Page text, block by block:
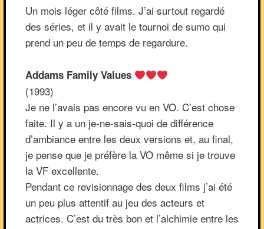
Un mois léger côté films. J’ai surtout regardé
des séries, et il y avait le tournoi de sumo qui
prend un peu de temps de regardure.
Addams Family Values
(1993)
Je ne l’avais pas encore vu en VO. C’est chose
faite. Il y a un je-ne-sais-quoi de différence
d’ambiance entre les deux versions et, au final,
je pense que je préfère la VO même si je trouve
la VF excellente.
Pendant ce revisionnage des deux films j’ai été
un peu plus attentif au jeu des acteurs et
actrices. C’est du très bon et l’alchimie entre les